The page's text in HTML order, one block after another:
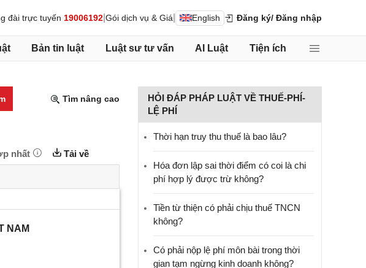
đài trực tuyến 19006192 Gói dịch vụ & Giá English Đăng ký/ Đăng nhập
Bản tin luật Luật sư tư vấn AI Luật Tiện ích
Tìm nâng cao
nhất Tải về
NAM
HỎI ĐÁP PHÁP LUẬT VỀ THUẾ-PHÍ-
LỆ PHÍ
Thời hạn truy thu thuế là bao lâu?
Hóa đơn lập sai thời điểm có coi là chi
phí hợp lý được trừ không?
Tiền từ thiện có phải chịu thuế TNCN
không?
Có phải nộp lệ phí môn bài trong thời
gian tạm ngừng kinh doanh không?